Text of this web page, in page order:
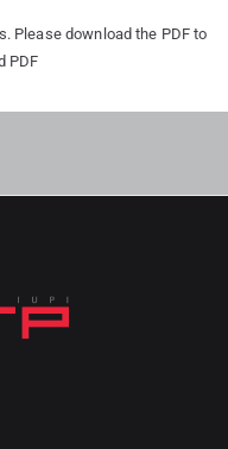
Please download the PDF to
PDF